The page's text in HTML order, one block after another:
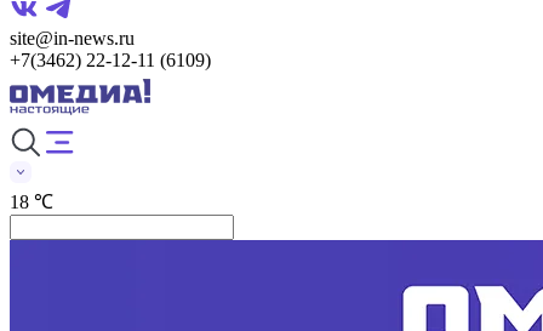
site@in-news.ru
+7(3462) 22-12-11 (6109)
18 ℃